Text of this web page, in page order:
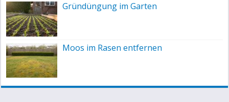
Gründüngung im Garten
Moos im Rasen entfernen